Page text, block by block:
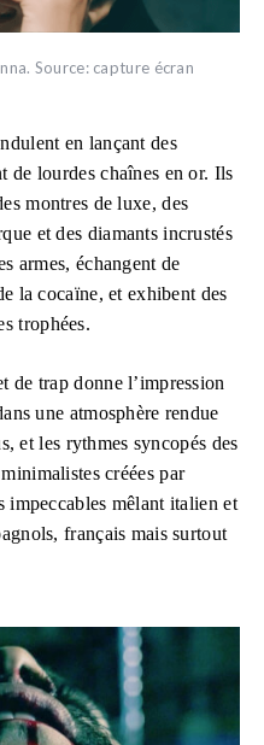
Source: capture écran
en lançant des
de lourdes chaînes en or. Ils
montres de luxe, des
et des diamants incrustés
armes, échangent de
la cocaïne, et exhibent des
trophées.
de trap donne l’impression
une atmosphère rendue
et les rythmes syncopés des
créées par
impeccables mêlant italien et
français mais surtout